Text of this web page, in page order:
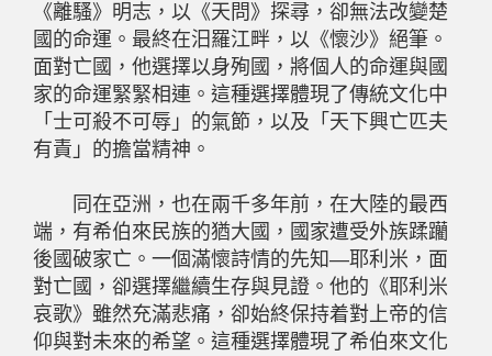
《離騷》明志，以《天問》探尋，卻無法改變楚
國的命運。最終在汨羅江畔，以《懷沙》絕筆。
面對亡國，他選擇以身殉國，將個人的命運與國
家的命運緊緊相連。這種選擇體現了傳統文化中
「士可殺不可辱」的氣節，以及「天下興亡匹夫
有責」的擔當精神。
同在亞洲，也在兩千多年前，在大陸的最西
端，有希伯來民族的猶大國，國家遭受外族蹂躪
後國破家亡。一個滿懷詩情的先知—耶利米，面
對亡國，卻選擇繼續生存與見證。他的《耶利米
哀歌》雖然充滿悲痛，卻始終保持着對上帝的信
仰與對未來的希望。這種選擇體現了希伯來文化